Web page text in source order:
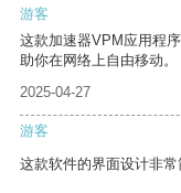
游客
这款加速器VPM应用程
助你在网络上自由移动。
2025-04-27
游客
这款软件的界面设计非常